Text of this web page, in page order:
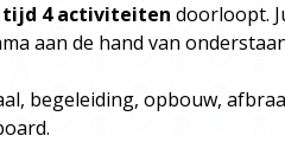
tijd 4 activiteiten doorloopt.
aan de hand van
begeleiding, opbouw,